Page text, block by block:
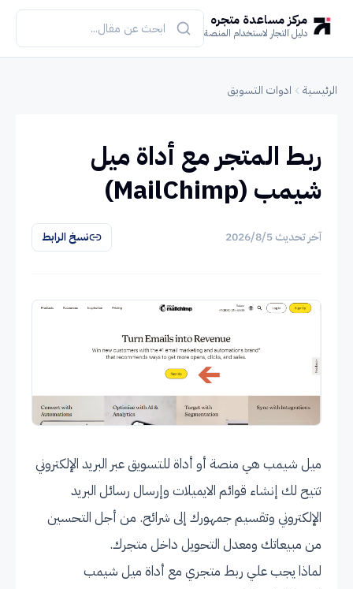
مركز مساعدة متجره
دليل التجار لاستخدام المنصة
الرئيسية ادوات التسويق
ربط المتجر مع أداة ميل
شيمب (MailChimp)
آخر تحديث5‏/8‏/2026 نسخ الرابط
ميل شيمب هي منصة أو أداة للتسويق عبر البريد الإلكتروني
تتيح لك إنشاء قوائم الايميلات وإرسال رسائل البريد
الإلكتروني وتقسيم جمهورك إلى شرائح. من أجل التحسين
من مبيعاتك ومعدل التحويل داخل متجرك.
لماذا يجب علي ربط متجري مع أداة ميل شيمب